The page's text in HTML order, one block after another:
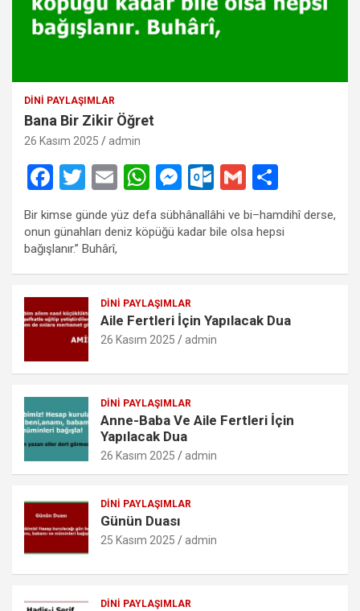
DINI PAYLAŞIMLAR
Bana Bir Zikir Öğret
26 Kasım 2025 admin
F
ce
b
o
o
k
T
wi
tt
er
E
m
ail
W
h
at
A
p
p
M
es
se
g
er
O
ut
lo
k.
o
G
m
ail
h
ar
Bir kimse günde yüz defa sübhânallâhi ve bi–hamdihî derse,
onun günahları deniz köpüğü kadar bile olsa hepsi
bağışlanır.” Buhârî,
DINI PAYLAŞIMLAR
Aile Fertleri İçin Yapılacak Dua
26 Kasım 2025 admin
DINI PAYLAŞIMLAR
Anne-Baba Ve Aile Fertleri İçin
Yapılacak Dua
26 Kasım 2025 admin
DINI PAYLAŞIMLAR
Günün Duası
25 Kasım 2025 admin
DINI PAYLAŞIMLAR